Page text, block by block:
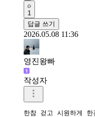
1
답글 쓰기
2026.05.08 11:36
영진왕빠
작성자
한참 걷고 시원하게 한